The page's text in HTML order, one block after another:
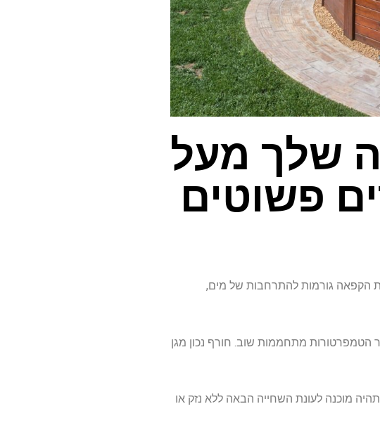
שלך מעל
הקפאה גורמות להתרחבות של מים,
הטמפרטורות מתחממות שוב. חורף נכון מגן
מוכנה לעונת השחייה הבאה ללא נזק או